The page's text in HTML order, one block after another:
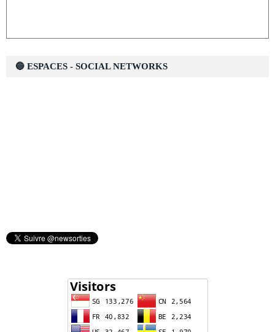
🔵 ESPACES - SOCIAL NETWORKS